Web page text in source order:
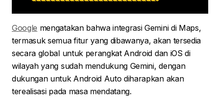
Google mengatakan bahwa integrasi Gemini di Maps,
termasuk semua fitur yang dibawanya, akan tersedia
secara global untuk perangkat Android dan iOS di
wilayah yang sudah mendukung Gemini, dengan
dukungan untuk Android Auto diharapkan akan
terealisasi pada masa mendatang.